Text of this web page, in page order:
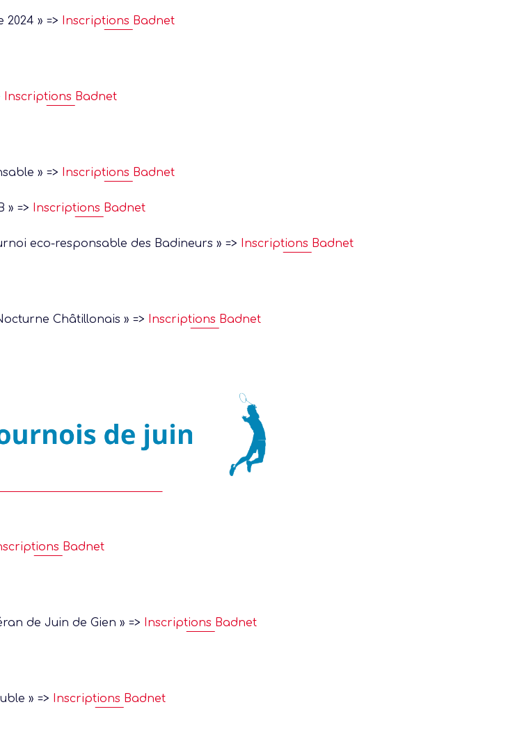
» => Inscriptions Badnet
Inscriptions Badnet
» => Inscriptions Badnet
» => Inscriptions Badnet
eco-responsable des Badineurs » => Inscriptions Badnet
Châtillonais » => Inscriptions Badnet
Badnet
de Juin de Gien » => Inscriptions Badnet
» => Inscriptions Badnet